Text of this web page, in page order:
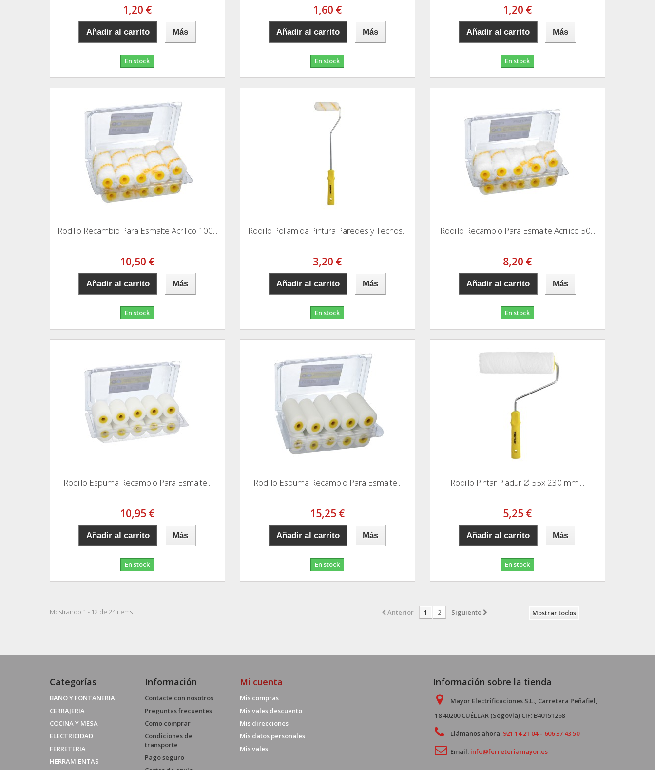
1,20 €
Añadir al carrito Más
En stock
1,60 €
Añadir al carrito Más
En stock
1,20 €
Añadir al carrito Más
En stock
Rodillo Recambio Para Esmalte Acrilico 100...
10,50 €
Añadir al carrito Más
En stock
Rodillo Poliamida Pintura Paredes y Techos...
3,20 €
Añadir al carrito Más
En stock
Rodillo Recambio Para Esmalte Acrilico 50...
8,20 €
Añadir al carrito Más
En stock
Rodillo Espuma Recambio Para Esmalte...
10,95 €
Añadir al carrito Más
En stock
Rodillo Espuma Recambio Para Esmalte...
15,25 €
Añadir al carrito Más
En stock
Rodillo Pintar Pladur Ø 55x 230 mm....
5,25 €
Añadir al carrito Más
En stock
Mostrar todos
Anterior 1 2 Siguiente
Mostrando 1 - 12 de 24 items
Categorías
BAÑO Y FONTANERIA
CERRAJERIA
COCINA Y MESA
ELECTRICIDAD
FERRETERIA
HERRAMIENTAS
Información
Contacte con nosotros
Preguntas frecuentes
Como comprar
Condiciones de
transporte
Pago seguro
Mi cuenta
Mis compras
Mis vales descuento
Mis direcciones
Mis datos personales
Mis vales
Información sobre la tienda
Mayor Electrificaciones S.L., Carretera Peñafiel,
18 40200 CUÉLLAR (Segovia) CIF: B40151268
Llámanos ahora: 921 14 21 04 – 606 37 43 50
Email: info@ferreteriamayor.es